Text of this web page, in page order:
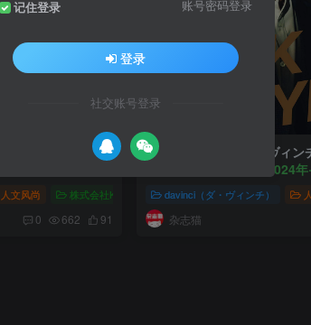
资讯杂志
）》人文综合资
年订阅】
人文风尚 株式会社KADOKAWA davinci（ダ・ヴィンチ）
0 662 91
日本《davinci（ダ・ヴィン
【2024
davinci（ダ・ヴィンチ）
杂志猫
记住登录 账号密码登录
登录
社交账号登录